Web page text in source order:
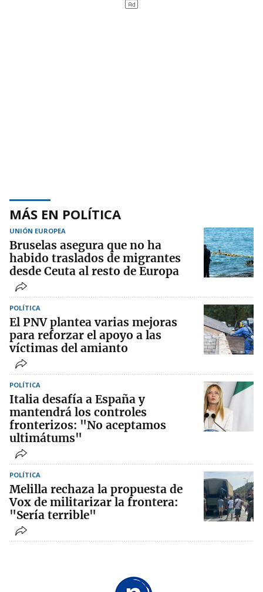
MÁS EN POLÍTICA
UNIÓN EUROPEA
Bruselas asegura que no ha
habido traslados de migrantes
desde Ceuta al resto de Europa
POLÍTICA
El PNV plantea varias mejoras
para reforzar el apoyo a las
víctimas del amianto
POLÍTICA
Italia desafía a España y
mantendrá los controles
fronterizos: "No aceptamos
ultimátums"
POLÍTICA
Melilla rechaza la propuesta de
Vox de militarizar la frontera:
"Sería terrible"